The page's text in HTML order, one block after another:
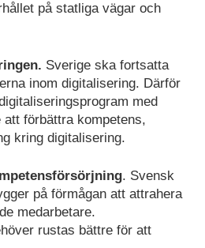
på statliga vägar och
Sverige ska fortsatta
inom digitalisering. Därför
med
förbättra kompetens,
kring digitalisering.
. Svensk
på förmågan att attrahera
medarbetare.
rustas bättre för att